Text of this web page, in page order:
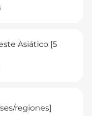
Asiático [5
regiones]